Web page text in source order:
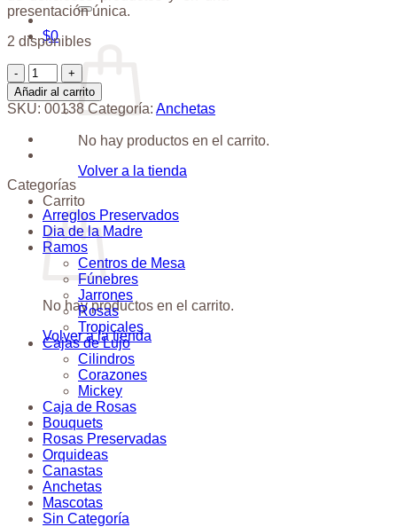
$0
No hay productos en el carrito.
Volver a la tienda
Carrito
No hay productos en el carrito.
Volver a la tienda
presentación única.
2 disponibles
Ancheta
Maxi
Peluche
cantidad
Añadir al carrito
SKU: 00138 Categoría: Anchetas
Categorías
Arreglos Preservados
Dia de la Madre
Ramos
Centros de Mesa
Fúnebres
Jarrones
Rosas
Tropicales
Cajas de Lujo
Cilindros
Corazones
Mickey
Caja de Rosas
Bouquets
Rosas Preservadas
Orquideas
Canastas
Anchetas
Mascotas
Sin Categoría